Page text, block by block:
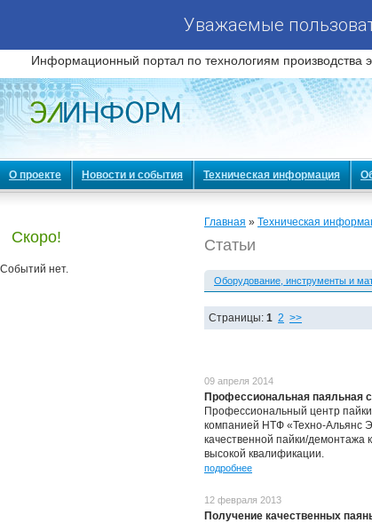
Уважаемые
Информационный портал по технологиям производства
О проекте Новости и события Техническая информация
Скоро!
Событий нет.
Главная » Техническая
Статьи
Оборудование, инструменты и
Страницы: 1 2 >>
09 апреля 2014
Профессиональная паяльная
Профессиональный центр
компанией НТФ «Техно-Альянс
качественной пайки/демонтажа
высокой квалификации.
подробнее
12 февраля 2013
Получение качественных